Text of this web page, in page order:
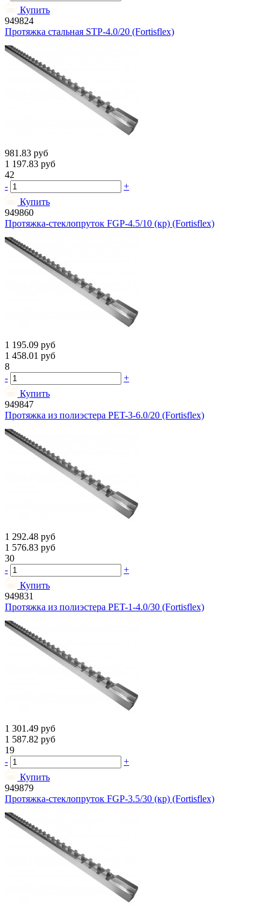
Купить
949824
Протяжка стальная STP-4.0/20 (Fortisflex)
981.83 руб
1 197.83 руб
42
-
+
Купить
949860
Протяжка-стеклопруток FGP-4.5/10 (кр) (Fortisflex)
1 195.09 руб
1 458.01 руб
8
-
+
Купить
949847
Протяжка из полиэстера PET-3-6.0/20 (Fortisflex)
1 292.48 руб
1 576.83 руб
30
-
+
Купить
949831
Протяжка из полиэстера PET-1-4.0/30 (Fortisflex)
1 301.49 руб
1 587.82 руб
19
-
+
Купить
949879
Протяжка-стеклопруток FGP-3.5/30 (кр) (Fortisflex)